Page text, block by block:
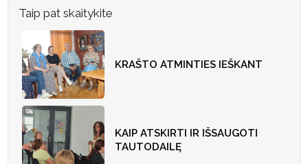
Taip pat skaitykite
KRAŠTO ATMINTIES IEŠKANT
KAIP ATSKIRTI IR IŠSAUGOTI
TAUTODAILĘ